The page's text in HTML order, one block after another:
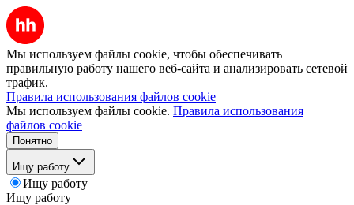
Мы используем файлы cookie, чтобы обеспечивать
правильную работу нашего веб-сайта и анализировать сетевой
трафик.
Правила использования файлов cookie
Мы используем файлы cookie. Правила использования
файлов cookie
Понятно
Ищу работу
Ищу работу
Ищу работу